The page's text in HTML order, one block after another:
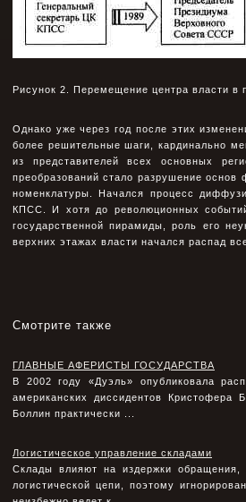
Рисунок 2. Перемещение центра власти в
Однако уже через год после этих
более решительные шаги, кардинально
из представителей всех основных
преобразований стало разрушение основ
номенклатуры. Начался процесс
КПСС. И хотя до революционных
государственной пирамиды, роль его
верхних этажах власти начался распад
Смотрите также
ГЛАВНЫЕ АФЕРИСТЫ ГОСУДАРСТВА
В 2002 году «Дуэль» опубликовала
американских диссидентов
Боллин практически ...
Логистическое управление складами
Склады влияют на издержки
логистической цепи, поэтому